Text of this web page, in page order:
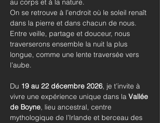
au corps et à la nature.
On se retrouve à l’endroit où le soleil renaît
dans la pierre et dans chacun de nous.
Entre veille, partage et douceur, nous
traverserons ensemble la nuit la plus
longue, comme une lente traversée vers
l’aube.
Du 19 au 22 décembre 2026, je t’invite à
vivre une expérience unique dans la Vallée
de Boyne, lieu ancestral, centre
mythologique de l’Irlande et berceau des